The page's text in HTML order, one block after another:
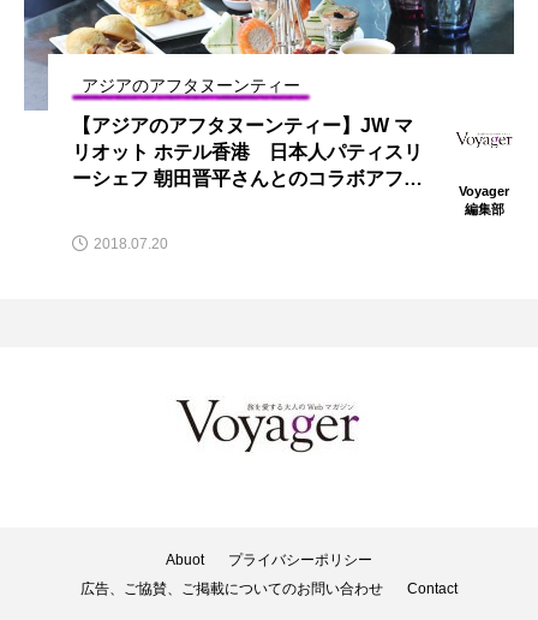
アジアのアフタヌーンティー
【アジアのアフタヌーンティー】JW マ
リオット ホテル香港 日本人パティスリ
ーシェフ 朝田晋平さんとのコラボアフタ
道”サマー アフタヌーンティー開催中
Voyager
編集部
2018.07.20
Abuot
プライバシーポリシー
広告、ご協賛、ご掲載についてのお問い合わせ
Contact